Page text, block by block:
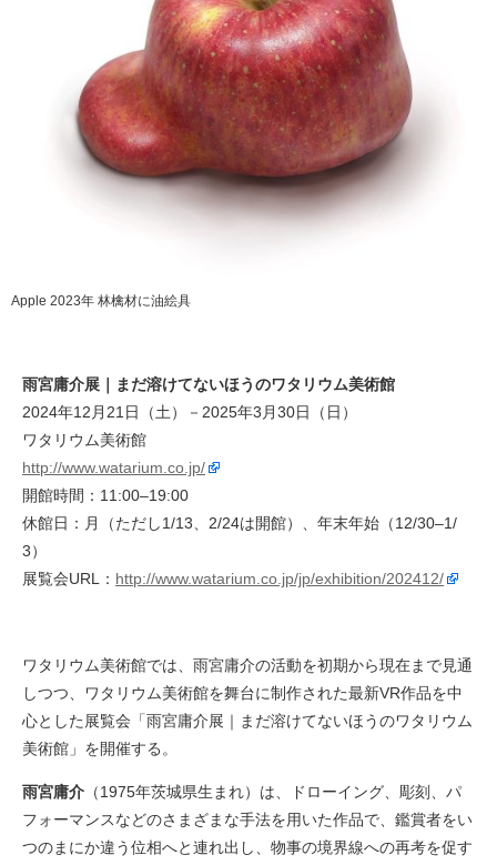
Apple 2023年 林檎材に油絵具
雨宮庸介展｜まだ溶けてないほうのワタリウム美術館
2024年12月21日（土）－2025年3月30日（日）
ワタリウム美術館
http://www.watarium.co.jp/
開館時間：11:00–19:00
休館日：月（ただし1/13、2/24は開館）、年末年始（12/30–1/
3）
展覧会URL： http://www.watarium.co.jp/jp/exhibition/202412/
ワタリウム美術館では、雨宮庸介の活動を初期から現在まで見通
しつつ、ワタリウム美術館を舞台に制作された最新VR作品を中
心とした展覧会「雨宮庸介展｜まだ溶けてないほうのワタリウム
美術館」を開催する。
雨宮庸介 （1975年茨城県生まれ）は、ドローイング、彫刻、パ
フォーマンスなどのさまざまな手法を用いた作品で、鑑賞者をい
つのまにか違う位相へと連れ出し、物事の境界線への再考を促す